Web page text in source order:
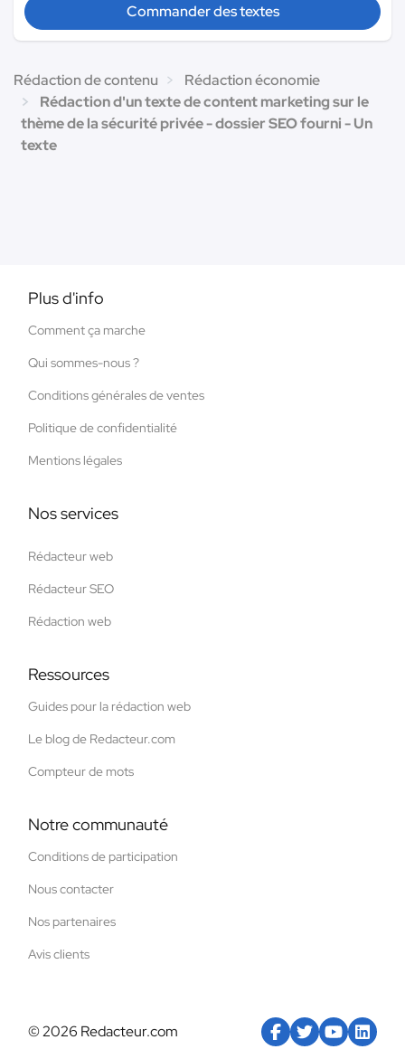
Commander des textes
Rédaction de contenu
Rédaction économie
Rédaction d'un texte de content marketing sur le
thème de la sécurité privée - dossier SEO fourni - Un
texte
Plus d'info
Comment ça marche
Qui sommes-nous ?
Conditions générales de ventes
Politique de confidentialité
Mentions légales
Nos services
Rédacteur web
Rédacteur SEO
Rédaction web
Ressources
Guides pour la rédaction web
Le blog de Redacteur.com
Compteur de mots
Notre communauté
Conditions de participation
Nous contacter
Nos partenaires
Avis clients
© 2026 Redacteur.com